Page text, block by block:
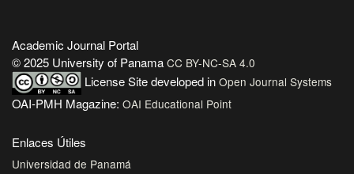
Academic Journal Portal
© 2025 University of Panama CC BY-NC-SA 4.0
LicenseSite developed in Open Journal Systems
OAI-PMH Magazine: OAI Educational Point
Enlaces Útiles
Universidad de Panamá